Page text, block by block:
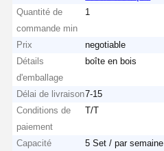
Quantité de
commande min
1
Prix
negotiable
Détails
d'emballage
boîte en bois
Délai de livraison7-15
Conditions de
paiement
T/T
Capacité
5 Set / par semaine